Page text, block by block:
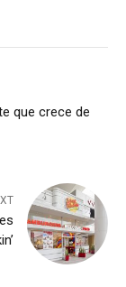
que crece de